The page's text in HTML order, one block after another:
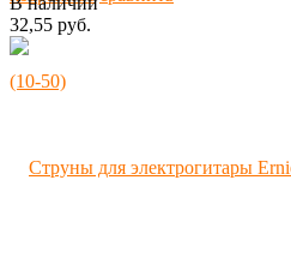
32,55 руб.